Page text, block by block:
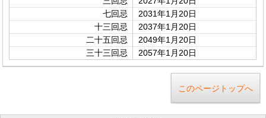
七回忌
2031年1月20日
十三回忌
2037年1月20日
二十五回忌
2049年1月20日
三十三回忌
2057年1月20日
このページトップへ